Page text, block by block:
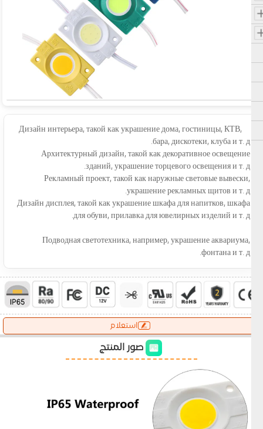
Дизайн интерьера, такой как украшение дома, гостиницы, КТВ,
бара, дискотеки, клуба и т. д.
Архитектурный дизайн, такой как декоративное освещение
зданий, украшение торцевого освещения и т. д.
Рекламный проект, такой как наружные световые вывески,
украшение рекламных щитов и т. д.
Дизайн дисплея, такой как украшение шкафа для напитков, шкафа
для обуви, прилавка для ювелирных изделий и т. д.
Подводная светотехника, например, украшение аквариума,
фонтана и т. д.
استعلام
صور المنتج